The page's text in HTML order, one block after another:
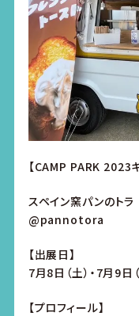
【CAMP PARK 2023
スペイン窯パンのトラ
@pannotora
【出展日】
7月8日（土）・7月9日（
【プロフィール】